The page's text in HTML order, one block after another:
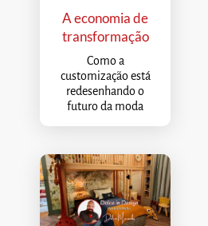
A economia de
transformação
Como a
customização está
redesenhando o
futuro da moda